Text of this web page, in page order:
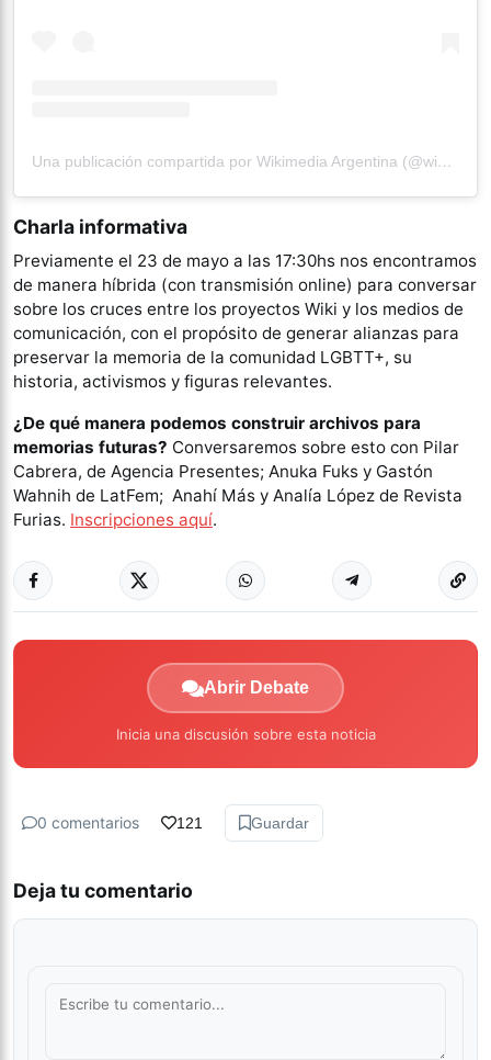
Una publicación compartida por Wikimedia Argentina (@wikimedia_ar)
Charla informativa
Previamente el 23 de mayo a las 17:30hs nos encontramos
de manera híbrida (con transmisión online) para conversar
sobre los cruces entre los proyectos Wiki y los medios de
comunicación, con el propósito de generar alianzas para
preservar la memoria de la comunidad LGBTT+, su
historia, activismos y figuras relevantes.
¿De qué manera podemos construir archivos para
memorias futuras? Conversaremos sobre esto con Pilar
Cabrera, de Agencia Presentes; Anuka Fuks y Gastón
Wahnih de LatFem; Anahí Más y Analía López de Revista
Furias. Inscripciones aquí.
Abrir Debate
Inicia una discusión sobre esta noticia
0 comentarios 121 Guardar
Deja tu comentario